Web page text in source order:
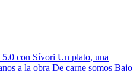
5.0 con Sívori Un plato, una
a la obra De carne somos Bajo